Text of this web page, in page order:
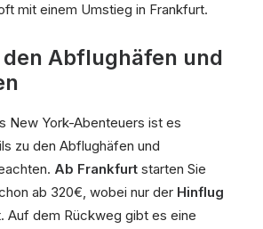
mit einem Umstieg in Frankfurt.
den Abflughäfen und
New York-Abenteuers ist es
zu den Abflughäfen und
Ab Frankfurt starten Sie
ab 320€, wobei nur der Hinflug
Auf dem Rückweg gibt es eine